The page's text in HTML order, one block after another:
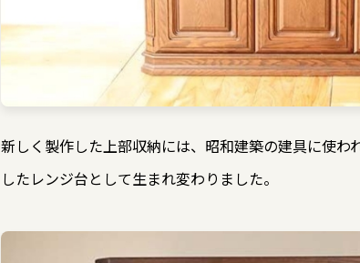
新しく製作した上部収納には、昭和建築の建具に使
したレンジ台として生まれ変わりました。